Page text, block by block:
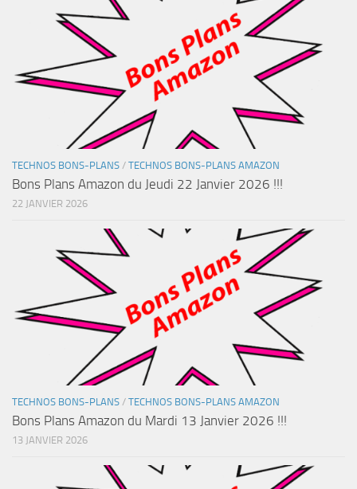
TECHNOS BONS-PLANS / TECHNOS BONS-PLANS AMAZON
Bons Plans Amazon du Jeudi 22 Janvier 2026 !!!
22 JANVIER 2026
TECHNOS BONS-PLANS / TECHNOS BONS-PLANS AMAZON
Bons Plans Amazon du Mardi 13 Janvier 2026 !!!
13 JANVIER 2026